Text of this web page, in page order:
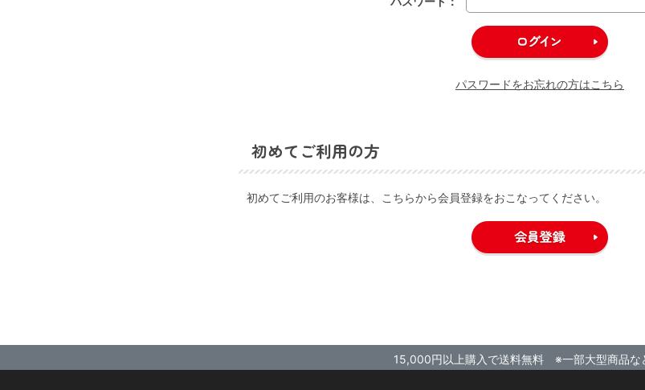
パスワードをお忘れの方はこちら
初めてご利用の方
初めてご利用のお客様は、こちらから会員登録をおこなってください。
15,000円以上購入で送料無料 ※一部大型商品な